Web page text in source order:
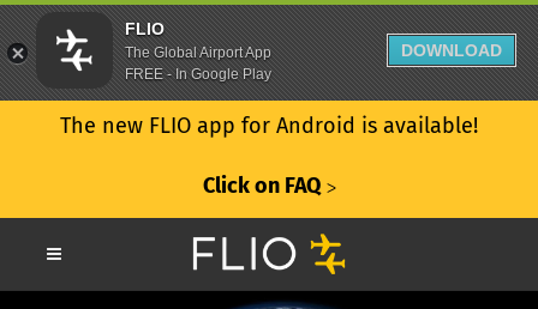
The new FLIO app for Android is available!
Click on FAQ ᐳ
FLIO
The Global Airport App
FREE - In Google Play
DOWNLOAD